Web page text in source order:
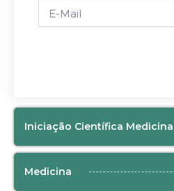
Iniciação Científica Medicina
Medicina